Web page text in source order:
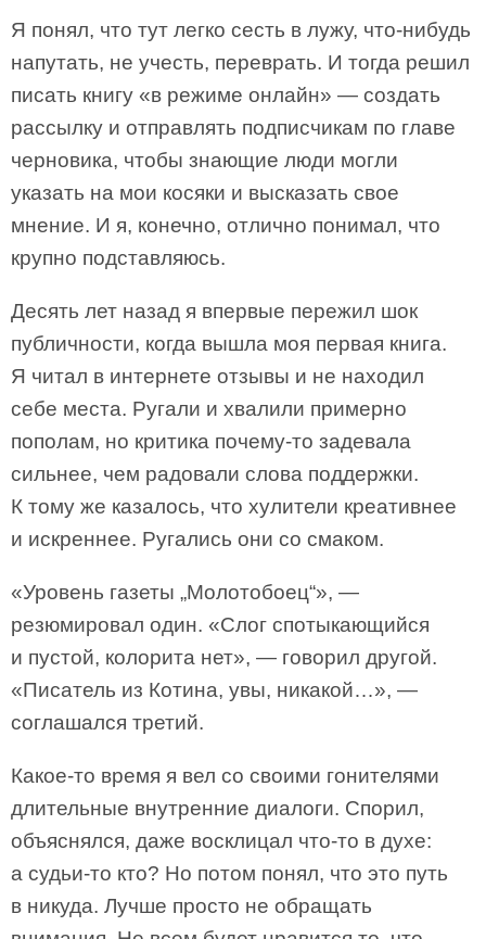
Я понял, что тут легко сесть в лужу, что-нибудь
напутать, не учесть, переврать. И тогда решил
писать книгу «в режиме онлайн» — создать
рассылку и отправлять подписчикам по главе
черновика, чтобы знающие люди могли
указать на мои косяки и высказать свое
мнение. И я, конечно, отлично понимал, что
крупно подставляюсь.
Десять лет назад я впервые пережил шок
публичности, когда вышла моя первая книга.
Я читал в интернете отзывы и не находил
себе места. Ругали и хвалили примерно
пополам, но критика почему-то задевала
сильнее, чем радовали слова поддержки.
К тому же казалось, что хулители креативнее
и искреннее. Ругались они со смаком.
«Уровень газеты „Молотобоец“», —
резюмировал один. «Слог спотыкающийся
и пустой, колорита нет», — говорил другой.
«Писатель из Котина, увы, никакой…», —
соглашался третий.
Какое-то время я вел со своими гонителями
длительные внутренние диалоги. Спорил,
объяснялся, даже восклицал что-то в духе:
а судьи-то кто? Но потом понял, что это путь
в никуда. Лучше просто не обращать